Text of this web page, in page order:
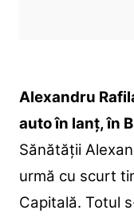
Alexandru
auto în lanț, în
Sănătății
urmă cu scurt
Capitală. Totul